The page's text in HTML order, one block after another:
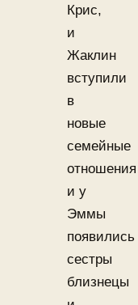
Крис,
и
Жаклин
вступили
в
новые
семейные
отношения
и у
Эммы
появились
сестры
близнецы